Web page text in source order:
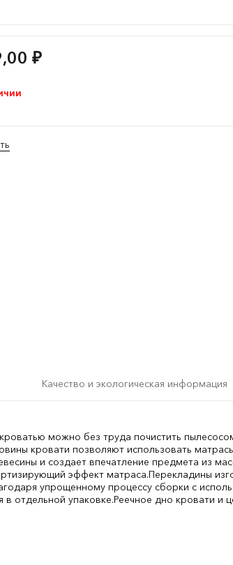
₽
Качество и экологическая информация
можно без труда почистить
кровати позволяют использовать
и создает впечатление предмета из
эффект матраса.Перекладины
упрощенному процессу сборки с
отдельной упаковке.Реечное дно кровати и